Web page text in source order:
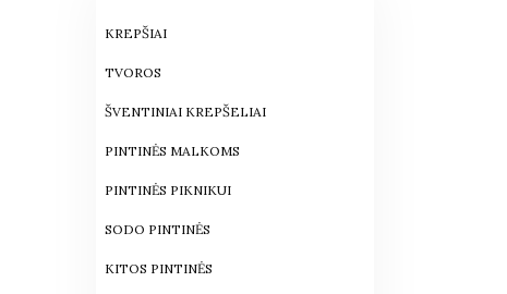
KREPŠIAI
TVOROS
ŠVENTINIAI KREPŠELIAI
PINTINĖS MALKOMS
PINTINĖS PIKNIKUI
SODO PINTINĖS
KITOS PINTINĖS